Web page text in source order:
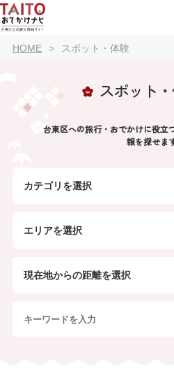
HOME スポット・体験
スポット
台東区への旅行・おでかけに役立
報を探せま
カテゴリを選択
エリアを選択
現在地からの距離を選択